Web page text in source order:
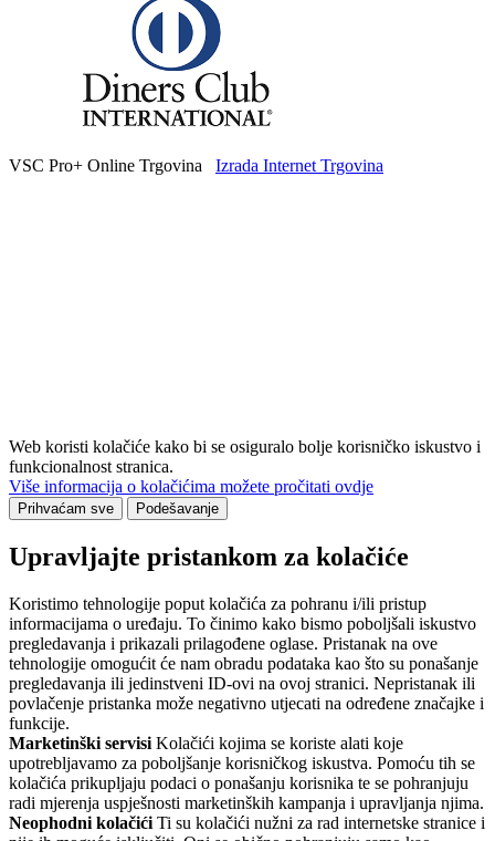
VSC Pro+ Online Trgovina Izrada Internet Trgovina
Web koristi kolačiće kako bi se osiguralo bolje korisničko iskustvo i
funkcionalnost stranica.
Više informacija o kolačićima možete pročitati ovdje
Prihvaćam sve Podešavanje
Upravljajte pristankom za kolačiće
Koristimo tehnologije poput kolačića za pohranu i/ili pristup
informacijama o uređaju. To činimo kako bismo poboljšali iskustvo
pregledavanja i prikazali prilagođene oglase. Pristanak na ove
tehnologije omogućit će nam obradu podataka kao što su ponašanje
pregledavanja ili jedinstveni ID-ovi na ovoj stranici. Nepristanak ili
povlačenje pristanka može negativno utjecati na određene značajke i
funkcije.
Marketinški servisi Kolačići kojima se koriste alati koje
upotrebljavamo za poboljšanje korisničkog iskustva. Pomoću tih se
kolačića prikupljaju podaci o ponašanju korisnika te se pohranjuju
radi mjerenja uspješnosti marketinških kampanja i upravljanja njima.
Neophodni kolačići Ti su kolačići nužni za rad internetske stranice i